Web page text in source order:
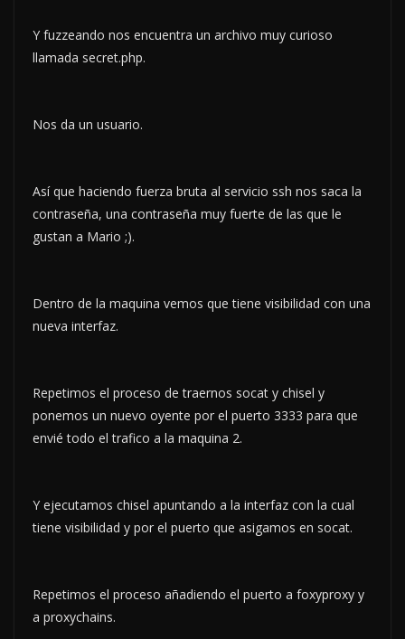
Y fuzzeando nos encuentra un archivo muy curioso
llamada secret.php.
Nos da un usuario.
Así que haciendo fuerza bruta al servicio ssh nos saca la
contraseña, una contraseña muy fuerte de las que le
gustan a Mario ;).
Dentro de la maquina vemos que tiene visibilidad con una
nueva interfaz.
Repetimos el proceso de traernos socat y chisel y
ponemos un nuevo oyente por el puerto 3333 para que
envié todo el trafico a la maquina 2.
Y ejecutamos chisel apuntando a la interfaz con la cual
tiene visibilidad y por el puerto que asigamos en socat.
Repetimos el proceso añadiendo el puerto a foxyproxy y
a proxychains.